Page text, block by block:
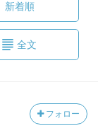
新着順
全文
フォロー